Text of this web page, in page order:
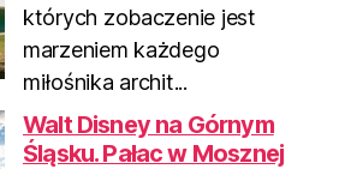
których zobaczenie jest
marzeniem każdego
miłośnika archit...
Walt Disney na Górnym
Śląsku. Pałac w Mosznej